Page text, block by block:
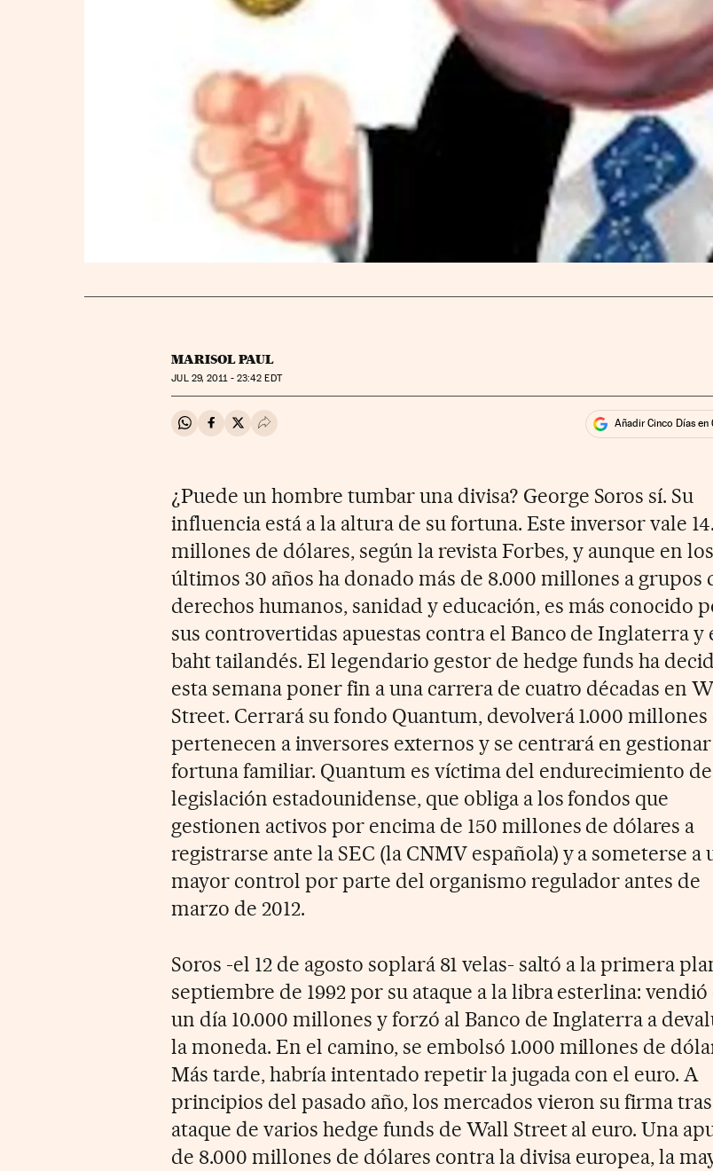
MARISOL PAUL
JUL 29, 2011 - 23:42 EDT
Compartir en Whatsapp
Compartir en Facebook
Compartir en Twitter
Desplegar Redes Sociales Añadir Cinco Días en
¿Puede un hombre tumbar una divisa? George Soros sí. Su
influencia está a la altura de su fortuna. Este inversor vale
millones de dólares, según la revista Forbes, y aunque en los
últimos 30 años ha donado más de 8.000 millones a grupos
derechos humanos, sanidad y educación, es más conocido
sus controvertidas apuestas contra el Banco de Inglaterra y
baht tailandés. El legendario gestor de hedge funds ha
esta semana poner fin a una carrera de cuatro décadas en
Street. Cerrará su fondo Quantum, devolverá 1.000 millones
pertenecen a inversores externos y se centrará en
fortuna familiar. Quantum es víctima del endurecimiento
legislación estadounidense, que obliga a los fondos que
gestionen activos por encima de 150 millones de dólares a
registrarse ante la SEC (la CNMV española) y a someterse a
mayor control por parte del organismo regulador antes de
marzo de 2012.
Soros -el 12 de agosto soplará 81 velas- saltó a la primera
septiembre de 1992 por su ataque a la libra esterlina: vendió
un día 10.000 millones y forzó al Banco de Inglaterra a
la moneda. En el camino, se embolsó 1.000 millones de
Más tarde, habría intentado repetir la jugada con el euro. A
principios del pasado año, los mercados vieron su firma
ataque de varios hedge funds de Wall Street al euro. Una
de 8.000 millones de dólares contra la divisa europea, la